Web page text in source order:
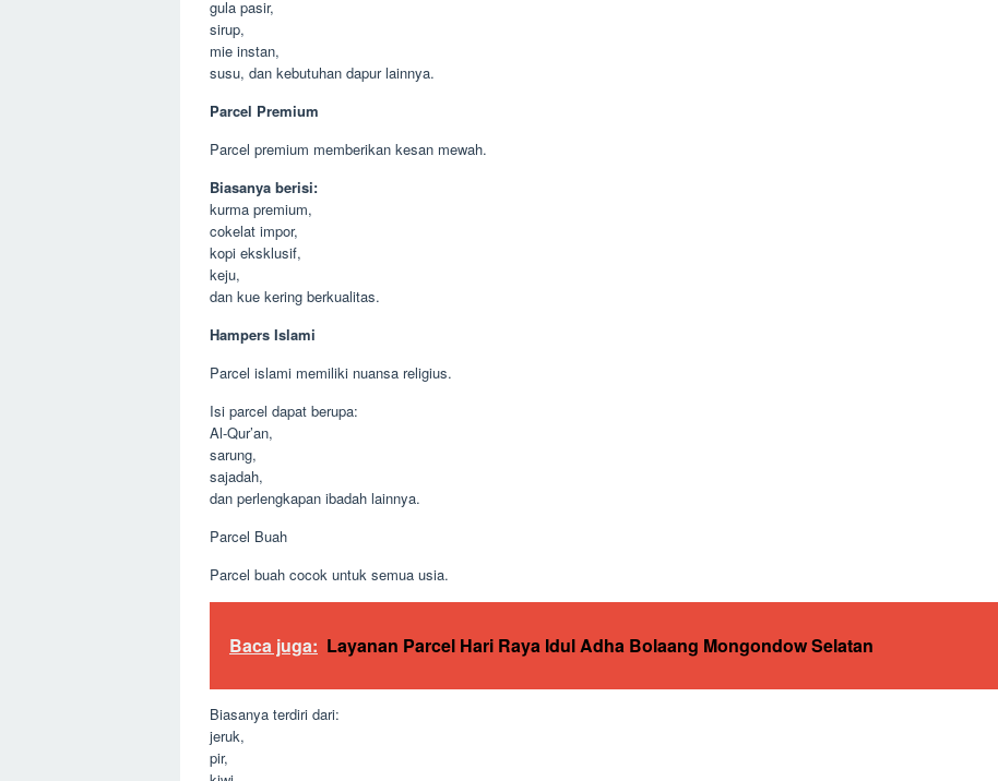
gula pasir,
sirup,
mie instan,
susu, dan kebutuhan dapur lainnya.
Parcel Premium
Parcel premium memberikan kesan mewah.
Biasanya berisi:
kurma premium,
cokelat impor,
kopi eksklusif,
keju,
dan kue kering berkualitas.
Hampers Islami
Parcel islami memiliki nuansa religius.
Isi parcel dapat berupa:
Al-Qur’an,
sarung,
sajadah,
dan perlengkapan ibadah lainnya.
Parcel Buah
Parcel buah cocok untuk semua usia.
Baca juga: Layanan Parcel Hari Raya Idul Adha Bolaang Mongondow Selatan
Biasanya terdiri dari:
jeruk,
pir,